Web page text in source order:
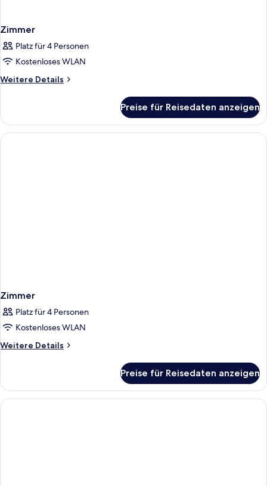
Zimmer
Platz für 4 Personen
Kostenloses WLAN
Weitere Details
Weitere
Preise für Reisedaten anzeigen
Zimmer
Platz für 4 Personen
Kostenloses WLAN
Weitere Details
Weitere
Preise für Reisedaten anzeigen